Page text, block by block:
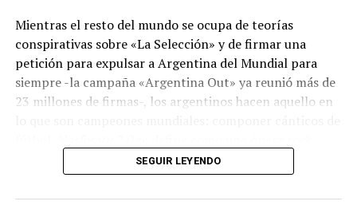
Mientras el resto del mundo se ocupa de teorías
conspirativas sobre «La Selección» y de firmar una
petición para expulsar a Argentina del Mundial para
siempre -la campaña «Argentina Out» ya reunió más de
23 millones de firmas-, los argentinos hacen aquello en
villera y está dedicada al presidente de la FIFA, Gianni
Infantino. Una de sus frases dice:
SEGUIR LEYENDO